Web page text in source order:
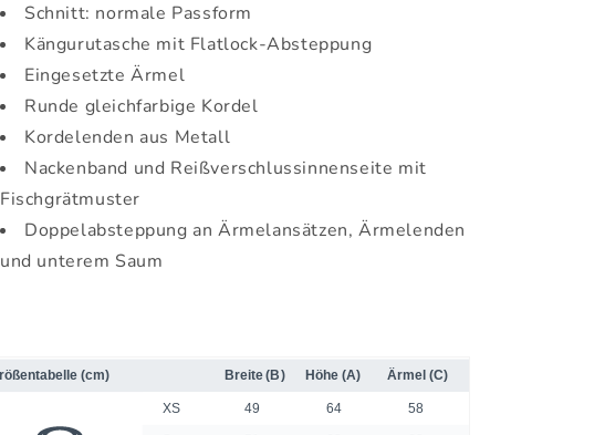
Schnitt: normale Passform
Kängurutasche mit Flatlock-Absteppung
Eingesetzte Ärmel
Runde gleichfarbige Kordel
Kordelenden aus Metall
Nackenband und Reißverschlussinnenseite mit
Fischgrätmuster
Doppelabsteppung an Ärmelansätzen, Ärmelenden
und unterem Saum